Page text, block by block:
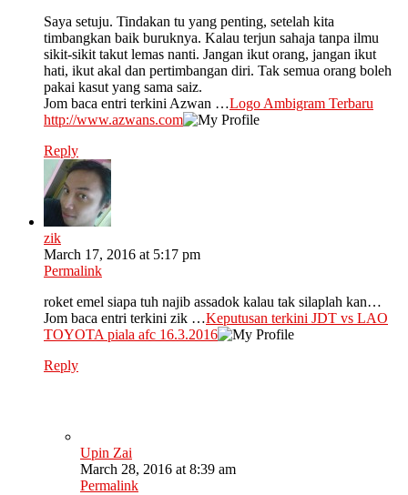
Saya setuju. Tindakan tu yang penting, setelah kita
timbangkan baik buruknya. Kalau terjun sahaja tanpa ilmu
sikit-sikit takut lemas nanti. Jangan ikut orang, jangan ikut
hati, ikut akal dan pertimbangan diri. Tak semua orang boleh
pakai kasut yang sama saiz.
Jom baca entri terkini Azwan …Logo Ambigram Terbaru
http://www.azwans.com
Reply
zik
March 17, 2016 at 5:17 pm
Permalink
roket emel siapa tuh najib assadok kalau tak silaplah kan…
Jom baca entri terkini zik …Keputusan terkini JDT vs LAO
TOYOTA piala afc 16.3.2016
Reply
Upin Zai
March 28, 2016 at 8:39 am
Permalink